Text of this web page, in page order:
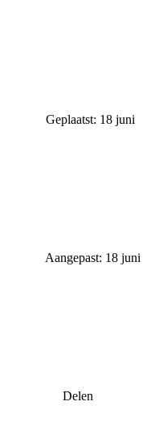
Geplaatst: 18 juni
Aangepast: 18 juni
Delen